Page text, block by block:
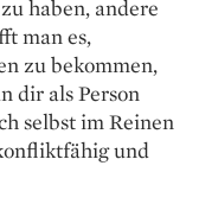
haben, andere
man es,
zu bekommen,
dir als Person
selbst im Reinen
und